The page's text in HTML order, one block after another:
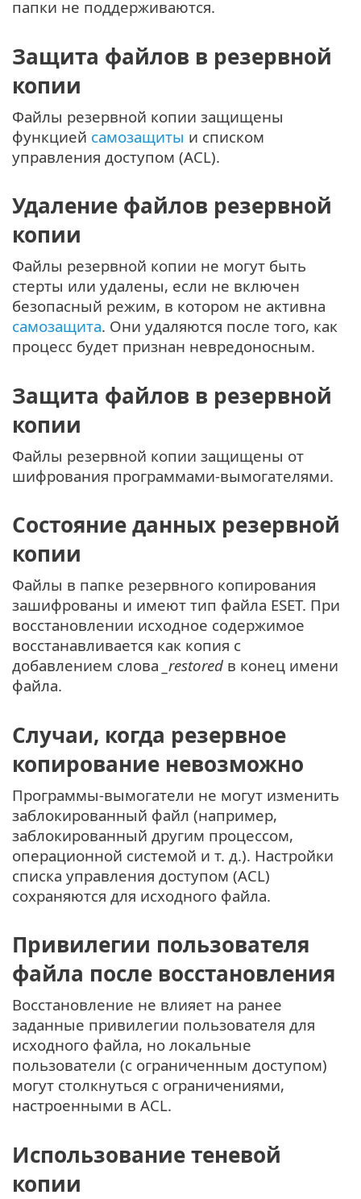
папки не поддерживаются.
Защита файлов в резервной
копии
Файлы резервной копии защищены
функцией самозащиты и списком
управления доступом (ACL).
Удаление файлов резервной
копии
Файлы резервной копии не могут быть
стерты или удалены, если не включен
безопасный режим, в котором не активна
самозащита. Они удаляются после того, как
процесс будет признан невредоносным.
Защита файлов в резервной
копии
Файлы резервной копии защищены от
шифрования программами-вымогателями.
Состояние данных резервной
копии
Файлы в папке резервного копирования
зашифрованы и имеют тип файла ESET. При
восстановлении исходное содержимое
восстанавливается как копия с
добавлением слова _restored в конец имени
файла.
Случаи, когда резервное
копирование невозможно
Программы-вымогатели не могут изменить
заблокированный файл (например,
заблокированный другим процессом,
операционной системой и т. д.). Настройки
списка управления доступом (ACL)
сохраняются для исходного файла.
Привилегии пользователя
файла после восстановления
Восстановление не влияет на ранее
заданные привилегии пользователя для
исходного файла, но локальные
пользователи (с ограниченным доступом)
могут столкнуться с ограничениями,
настроенными в ACL.
Использование теневой
копии